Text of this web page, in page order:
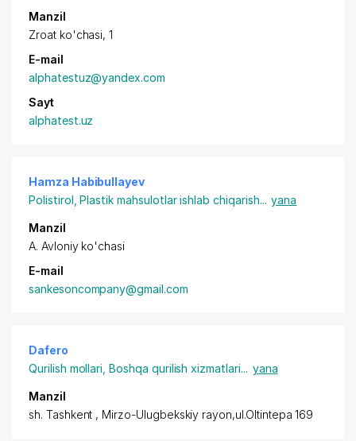
Manzil
Zroat ko'chasi, 1
E-mail
alphatestuz@yandex.com
Sayt
alphatest.uz
Hamza Habibullayev
Polistirol ,Plastik mahsulotlar ishlab chiqarish... yana
Manzil
A. Avloniy ko'chasi
E-mail
sankesoncompany@gmail.com
Dafero
Qurilish mollari ,Boshqa qurilish xizmatlari... yana
Manzil
sh. Tashkent , Mirzo-Ulugbekskiy rayon,ul.Oltintepa 169